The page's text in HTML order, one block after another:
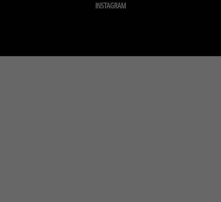
INSTAGRAM